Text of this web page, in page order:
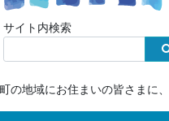
サイト内検索
地域にお住まいの皆さまに